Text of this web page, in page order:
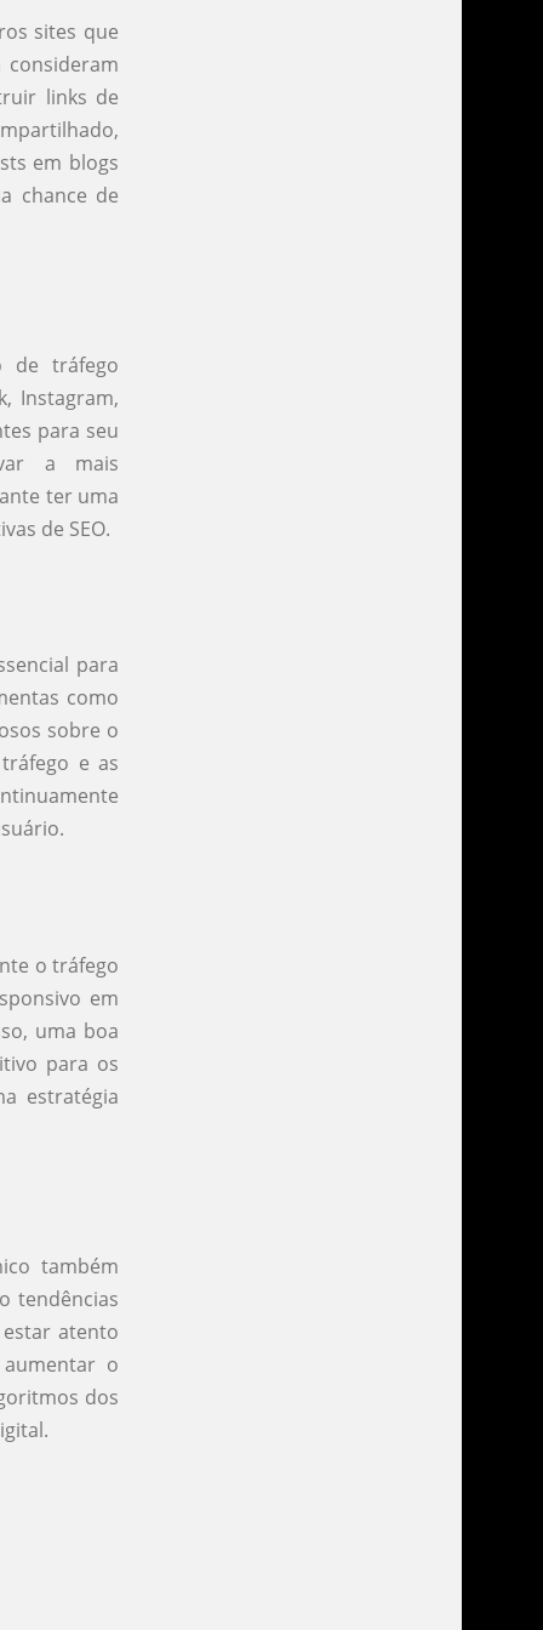
sites que
links de
em blogs
chance de
de tráfego
Instagram,
para seu
a mais
ter uma
de SEO.
para
como
sobre o
e as
o tráfego
em
uma boa
para os
estratégia
também
tendências
atento
o
dos